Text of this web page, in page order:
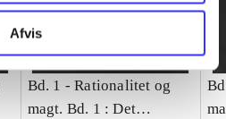
Afvis
Bd. 1 -Rationalitet og
magt. Bd. 1 : Det